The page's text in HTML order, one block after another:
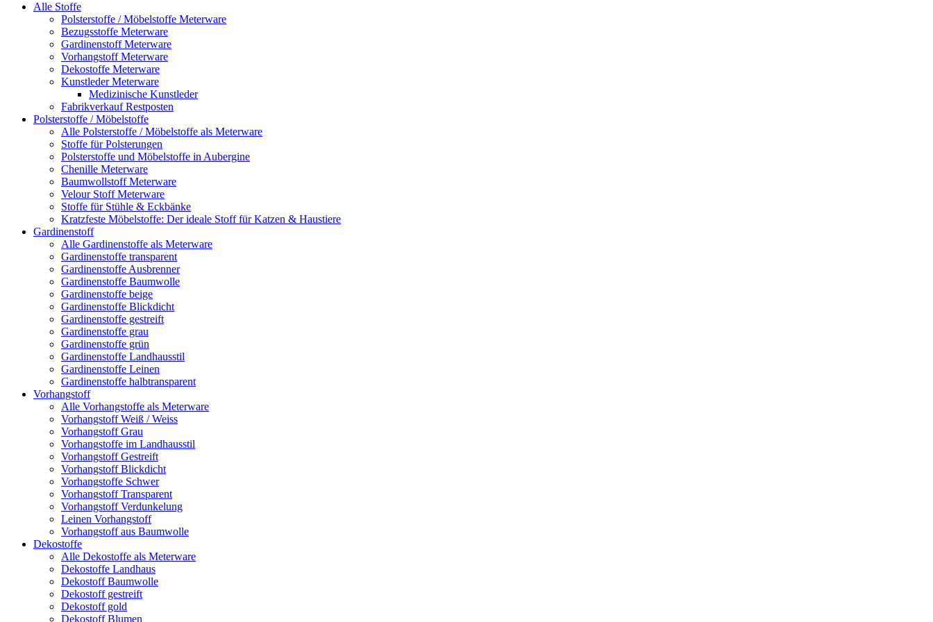
Alle Stoffe
Polsterstoffe / Möbelstoffe Meterware
Bezugsstoffe Meterware
Gardinenstoff Meterware
Vorhangstoff Meterware
Dekostoffe Meterware
Kunstleder Meterware
Medizinische Kunstleder
Fabrikverkauf Restposten
Polsterstoffe / Möbelstoffe
Alle Polsterstoffe / Möbelstoffe als Meterware
Stoffe für Polsterungen
Polsterstoffe und Möbelstoffe in Aubergine
Chenille Meterware
Baumwollstoff Meterware
Velour Stoff Meterware
Stoffe für Stühle & Eckbänke
Kratzfeste Möbelstoffe: Der ideale Stoff für Katzen & Haustiere
Gardinenstoff
Alle Gardinenstoffe als Meterware
Gardinenstoffe transparent
Gardinenstoffe Ausbrenner
Gardinenstoffe Baumwolle
Gardinenstoffe beige
Gardinenstoffe Blickdicht
Gardinenstoffe gestreift
Gardinenstoffe grau
Gardinenstoffe grün
Gardinenstoffe Landhausstil
Gardinenstoffe Leinen
Gardinenstoffe halbtransparent
Vorhangstoff
Alle Vorhangstoffe als Meterware
Vorhangstoff Weiß / Weiss
Vorhangstoff Grau
Vorhangstoffe im Landhausstil
Vorhangstoff Gestreift
Vorhangstoff Blickdicht
Vorhangstoffe Schwer
Vorhangstoff Transparent
Vorhangstoff Verdunkelung
Leinen Vorhangstoff
Vorhangstoff aus Baumwolle
Dekostoffe
Alle Dekostoffe als Meterware
Dekostoffe Landhaus
Dekostoff Baumwolle
Dekostoff gestreift
Dekostoff gold
Dekostoff Blumen